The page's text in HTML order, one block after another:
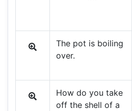
The pot is boiling
over.
How do you take
off the shell of a